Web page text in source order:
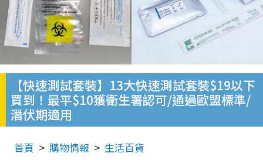
【快速測試套裝】13大快速測試套裝$19以下
買到！最平$10獲衛生署認可/通過歐盟標準/
潛伏期適用
首頁 購物情報 生活百貨